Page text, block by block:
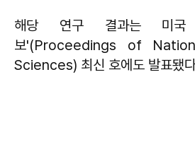
해당 연구 결과는 미국
보'(Proceedings of
Sciences) 최신 호에도 발표됐